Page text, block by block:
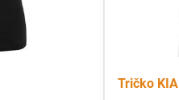
Tričko KIA